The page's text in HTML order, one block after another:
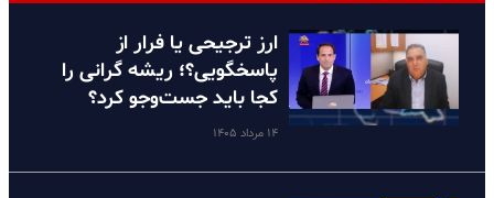
ارز ترجیحی یا فرار از
پاسخگویی؟؛ ریشه گرانی را
کجا باید جست‌وجو کرد؟
۱۴ مرداد ۱۴۰۵